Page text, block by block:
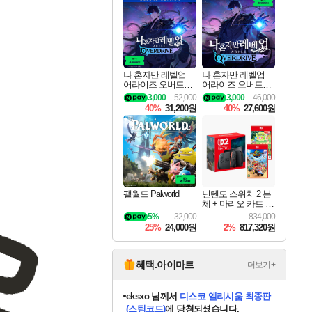
최대 90% 할인가를 만나보세요!
네이버혜택과 함께 만나보세요!
50%할인&추가 적립까지!
네이버 혜택가와 함께 예약하세요!
할인&네이버혜택으로 만나보세요!
네이버페이 혜택과 만나보세요!
40주년 프로모션으로 만나보세요!
네이버 포인트 혜택까지!
할인가에 만나보세요!
일부 에디션 상시 할인!
혜택으로 예약 판매 중
편안하게 충전하세요
나 혼자만 레벨업
어라이즈 오버드라
이브 디럭스 에디션
Solo Leveling Arise
Overdrive Deluxe Edi
tion
52,000
3,000
40% 31,200원
나 혼자만 레벨업
어라이즈 오버드라
이브 Solo Leveling A
rise
46,000
3,000
40% 27,600원
팰월드 Palworld
32,000
5%
25% 24,000원
닌텐도 스위치 2 본
체 + 마리오 카트 월
드 + 포켓몬 포코피
아 번들
834,000
2% 817,320원
혜택.아이마트 더보기+
eksxo님께서 디스코 엘리시움 최종판
(스팀코드)에 당첨되셨습니다.